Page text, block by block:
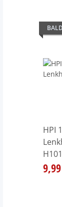
HPI
anzeigen
anzeigen
anzeigen
anzeigen
anzeigen
anzeigen